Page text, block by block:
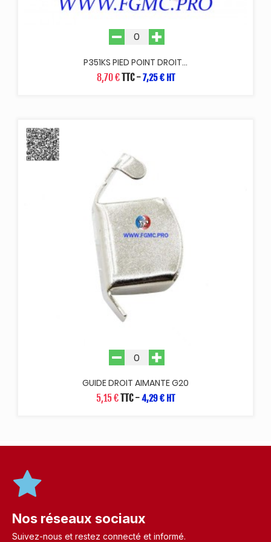
P351KS PIED POINT DROIT...
8,70 €TTC-7,25 € HT
GUIDE DROIT AIMANTE G20
5,15 €TTC-4,29 € HT
Nos réseaux sociaux
Suivez-nous et restez connecté et informé.​